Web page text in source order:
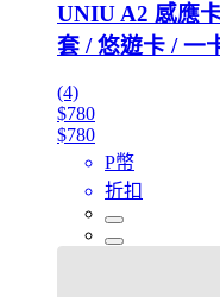
UNIU A2 感應
套 / 悠遊卡 / 一
(4)
$780
$780
P幣
折扣